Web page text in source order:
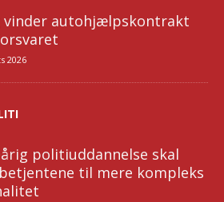
vinder autohjælpskontrakt
2026
politiuddannelse skal
til mere kompleks